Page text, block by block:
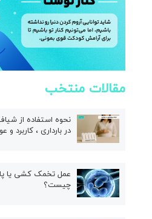
مقالات منتخب
نحوه استفاده از
در بارداری ، کاربرد و
چیست؟